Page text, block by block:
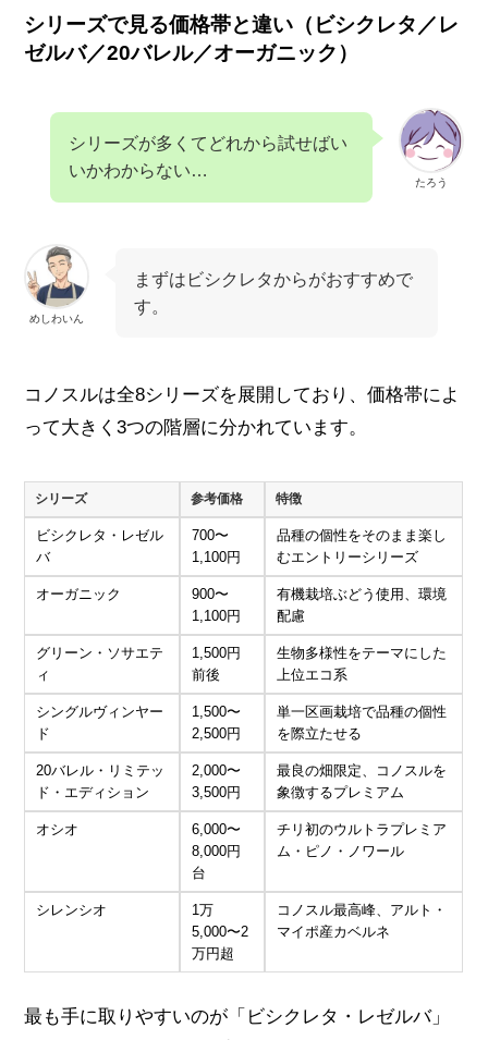
シリーズで見る価格帯と違い（ビシクレタ／レ
ゼルバ／20バレル／オーガニック）
たろう
シリーズが多くてどれから試せばい
いかわからない…
めしわいん
まずはビシクレタからがおすすめで
す。
コノスルは全8シリーズを展開しており、価格帯によ
って大きく3つの階層に分かれています。
シリーズ 参考価格 特徴
ビシクレタ・レゼル
バ
700〜
1,100円
品種の個性をそのまま楽し
むエントリーシリーズ
オーガニック
900〜
1,100円
有機栽培ぶどう使用、環境
配慮
グリーン・ソサエテ
ィ
1,500円
前後
生物多様性をテーマにした
上位エコ系
シングルヴィンヤー
ド
1,500〜
2,500円
単一区画栽培で品種の個性
を際立たせる
20バレル・リミテッ
ド・エディション
2,000〜
3,500円
最良の畑限定、コノスルを
象徴するプレミアム
オシオ
6,000〜
8,000円
台
チリ初のウルトラプレミア
ム・ピノ・ノワール
シレンシオ
1万
5,000〜2
万円超
コノスル最高峰、アルト・
マイポ産カベルネ
最も手に取りやすいのが「ビシクレタ・レゼルバ」